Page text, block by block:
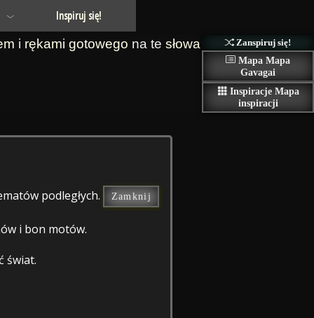
Inspiruj się!
i rękami gotowego na te słowa Zanspiruj się!
Mapa Mapa
Gavagai
Inspiracje Mapa
inspiracji
podległych. Zamknij
i bon motów.
świat.